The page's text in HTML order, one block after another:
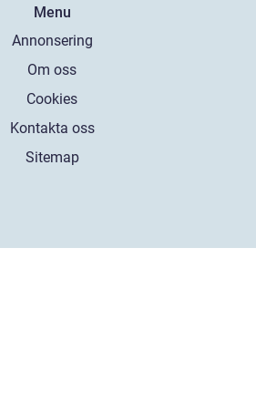
Menu
Annonsering
Om oss
Cookies
Kontakta oss
Sitemap